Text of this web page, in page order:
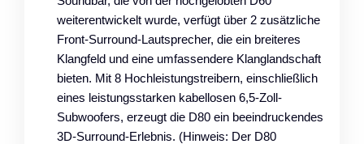
weiterentwickelt wurde, verfügt über 2 zusätzliche
Front-Surround-Lautsprecher, die ein breiteres
Klangfeld und eine umfassendere Klanglandschaft
bieten. Mit 8 Hochleistungstreibern, einschließlich
eines leistungsstarken kabellosen 6,5-Zoll-
Subwoofers, erzeugt die D80 ein beeindruckendes
3D-Surround-Erlebnis. (Hinweis: Der D80